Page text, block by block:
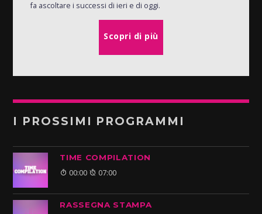
fa ascoltare i successi di ieri e di oggi.
Scopri di più
I PROSSIMI PROGRAMMI
TIME COMPILATION
00:00 07:00
RASSEGNA STAMPA